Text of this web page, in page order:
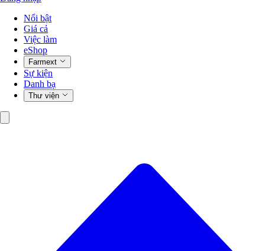
Nổi bật
Giá cả
Việc làm
eShop
Farmext
Sự kiện
Danh bạ
Thư viện